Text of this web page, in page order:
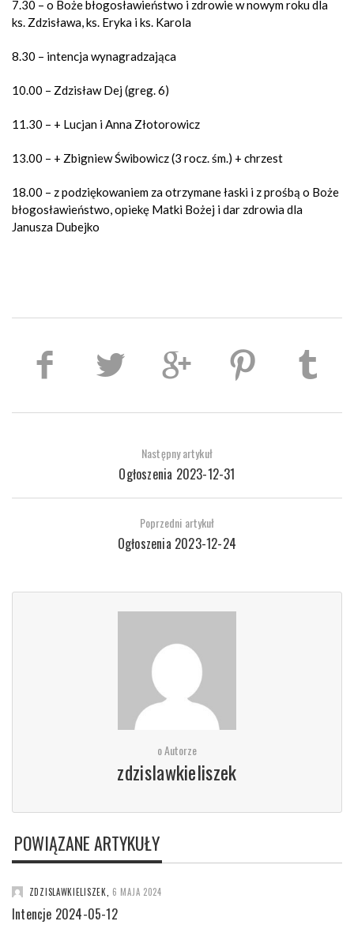
7.30 – o Boże błogosławieństwo i zdrowie w nowym roku dla
ks. Zdzisława, ks. Eryka i ks. Karola
8.30 – intencja wynagradzająca
10.00 – Zdzisław Dej (greg. 6)
11.30 – + Lucjan i Anna Złotorowicz
13.00 – + Zbigniew Świbowicz (3 rocz. śm.) + chrzest
18.00 – z podziękowaniem za otrzymane łaski i z prośbą o Boże
błogosławieństwo, opiekę Matki Bożej i dar zdrowia dla
Janusza Dubejko
Następny artykuł
Ogłoszenia 2023-12-31
Poprzedni artykuł
Ogłoszenia 2023-12-24
o Autorze
zdzislawkieliszek
POWIĄZANE ARTYKUŁY
ZDZISLAWKIELISZEK 6 MAJA 2024
Intencje 2024-05-12